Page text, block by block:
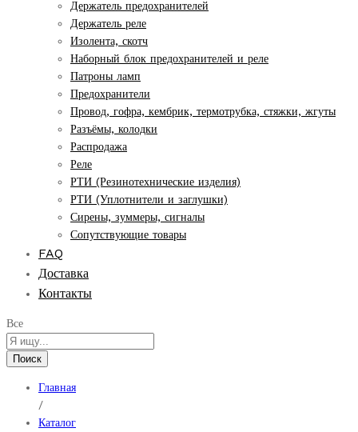
Держатель предохранителей
Держатель реле
Изолента, скотч
Наборный блок предохранителей и реле
Патроны ламп
Предохранители
Провод, гофра, кембрик, термотрубка, стяжки, жгуты
Разъёмы, колодки
Распродажа
Реле
РТИ (Резинотехнические изделия)
РТИ (Уплотнители и заглушки)
Сирены, зуммеры, сигналы
Сопутствующие товары
FAQ
Доставка
Контакты
Все
Поиск
Главная
/
Каталог